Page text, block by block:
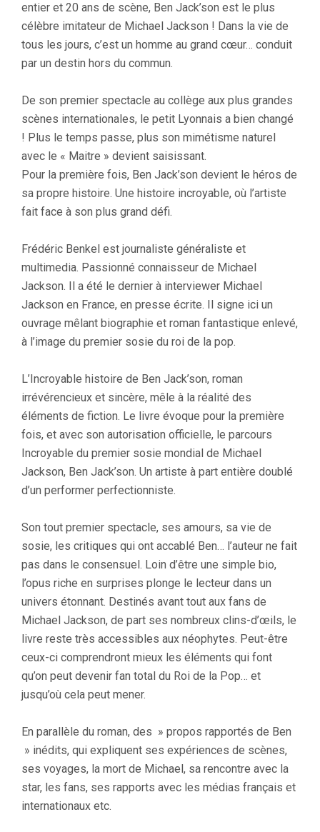
entier et 20 ans de scène, Ben Jack’son est le plus
célèbre imitateur de Michael Jackson ! Dans la vie de
tous les jours, c’est un homme au grand cœur… conduit
par un destin hors du commun.
De son premier spectacle au collège aux plus grandes
scènes internationales, le petit Lyonnais a bien changé
! Plus le temps passe, plus son mimétisme naturel
avec le « Maitre » devient saisissant.
Pour la première fois, Ben Jack’son devient le héros de
sa propre histoire. Une histoire incroyable, où l’artiste
fait face à son plus grand défi.
Frédéric Benkel est journaliste généraliste et
multimedia. Passionné connaisseur de Michael
Jackson. Il a été le dernier à interviewer Michael
Jackson en France, en presse écrite. Il signe ici un
ouvrage mêlant biographie et roman fantastique enlevé,
à l’image du premier sosie du roi de la pop.
L’Incroyable histoire de Ben Jack’son, roman
irrévérencieux et sincère, mêle à la réalité des
éléments de fiction. Le livre évoque pour la première
fois, et avec son autorisation officielle, le parcours
Incroyable du premier sosie mondial de Michael
Jackson, Ben Jack’son. Un artiste à part entière doublé
d’un performer perfectionniste.
Son tout premier spectacle, ses amours, sa vie de
sosie, les critiques qui ont accablé Ben… l’auteur ne fait
pas dans le consensuel. Loin d’être une simple bio,
l’opus riche en surprises plonge le lecteur dans un
univers étonnant. Destinés avant tout aux fans de
Michael Jackson, de part ses nombreux clins-d’œils, le
livre reste très accessibles aux néophytes. Peut-être
ceux-ci comprendront mieux les éléments qui font
qu’on peut devenir fan total du Roi de la Pop… et
jusqu’où cela peut mener.
En parallèle du roman, des » propos rapportés de Ben
» inédits, qui expliquent ses expériences de scènes,
ses voyages, la mort de Michael, sa rencontre avec la
star, les fans, ses rapports avec les médias français et
internationaux etc.